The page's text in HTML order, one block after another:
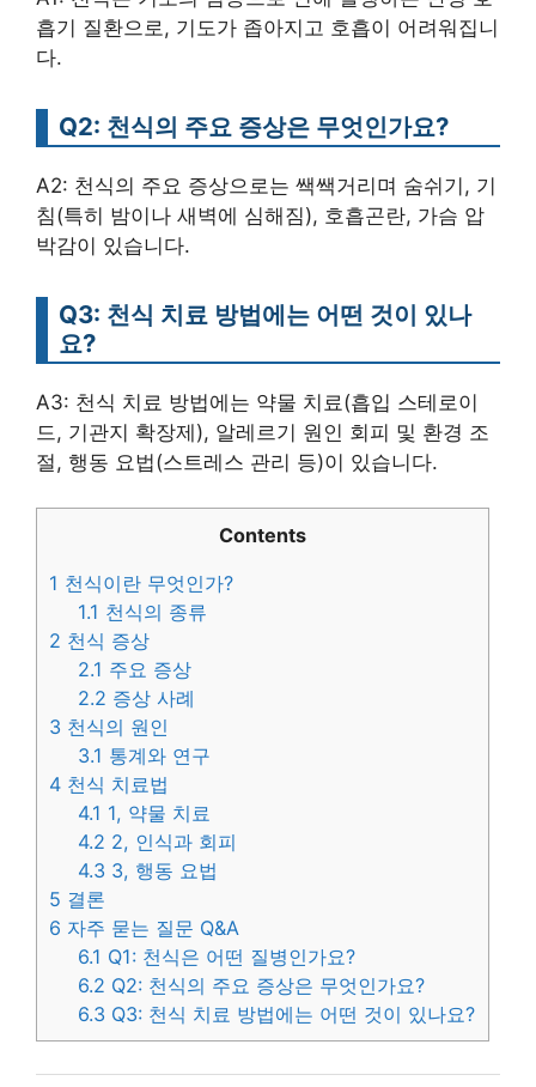
흡기 질환으로, 기도가 좁아지고 호흡이 어려워집니
다.
Q2: 천식의 주요 증상은 무엇인가요?
A2: 천식의 주요 증상으로는 쌕쌕거리며 숨쉬기, 기
침(특히 밤이나 새벽에 심해짐), 호흡곤란, 가슴 압
박감이 있습니다.
Q3: 천식 치료 방법에는 어떤 것이 있나
요?
A3: 천식 치료 방법에는 약물 치료(흡입 스테로이
드, 기관지 확장제), 알레르기 원인 회피 및 환경 조
절, 행동 요법(스트레스 관리 등)이 있습니다.
Contents
1 천식이란 무엇인가?
1.1 천식의 종류
2 천식 증상
2.1 주요 증상
2.2 증상 사례
3 천식의 원인
3.1 통계와 연구
4 천식 치료법
4.1 1, 약물 치료
4.2 2, 인식과 회피
4.3 3, 행동 요법
5 결론
6 자주 묻는 질문 Q&A
6.1 Q1: 천식은 어떤 질병인가요?
6.2 Q2: 천식의 주요 증상은 무엇인가요?
6.3 Q3: 천식 치료 방법에는 어떤 것이 있나요?